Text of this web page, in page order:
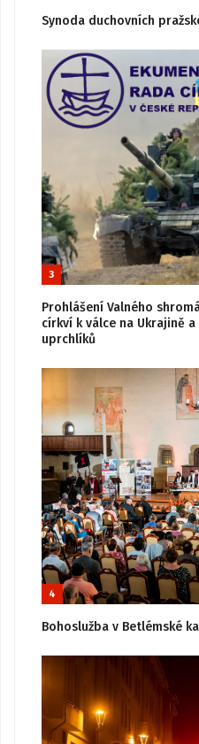
Synoda duchovních
3
Prohlášení Valného
církví k válce na Ukrajině
uprchlíků
4
Bohoslužba v Betlémské